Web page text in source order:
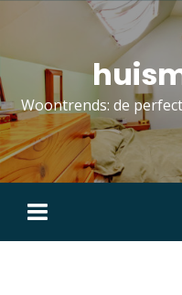
content
Woontrends: de